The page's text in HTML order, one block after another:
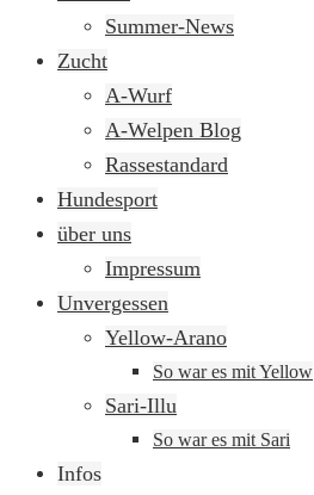
Summer-News
Zucht
A-Wurf
A-Welpen Blog
Rassestandard
Hundesport
über uns
Impressum
Unvergessen
Yellow-Arano
So war es mit Yellow
Sari-Illu
So war es mit Sari
Infos